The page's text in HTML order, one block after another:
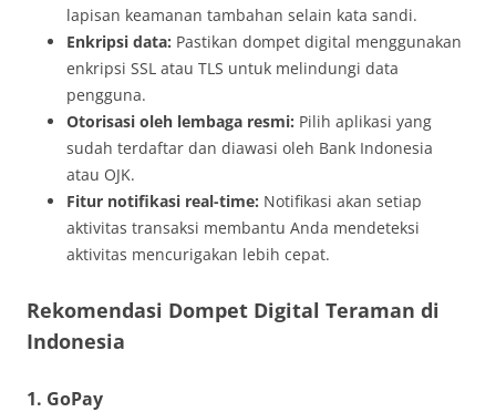
lapisan keamanan tambahan selain kata sandi.
Enkripsi data: Pastikan dompet digital menggunakan
enkripsi SSL atau TLS untuk melindungi data
pengguna.
Otorisasi oleh lembaga resmi: Pilih aplikasi yang
sudah terdaftar dan diawasi oleh Bank Indonesia
atau OJK.
Fitur notifikasi real-time: Notifikasi akan setiap
aktivitas transaksi membantu Anda mendeteksi
aktivitas mencurigakan lebih cepat.
Rekomendasi Dompet Digital Teraman di
Indonesia
1. GoPay